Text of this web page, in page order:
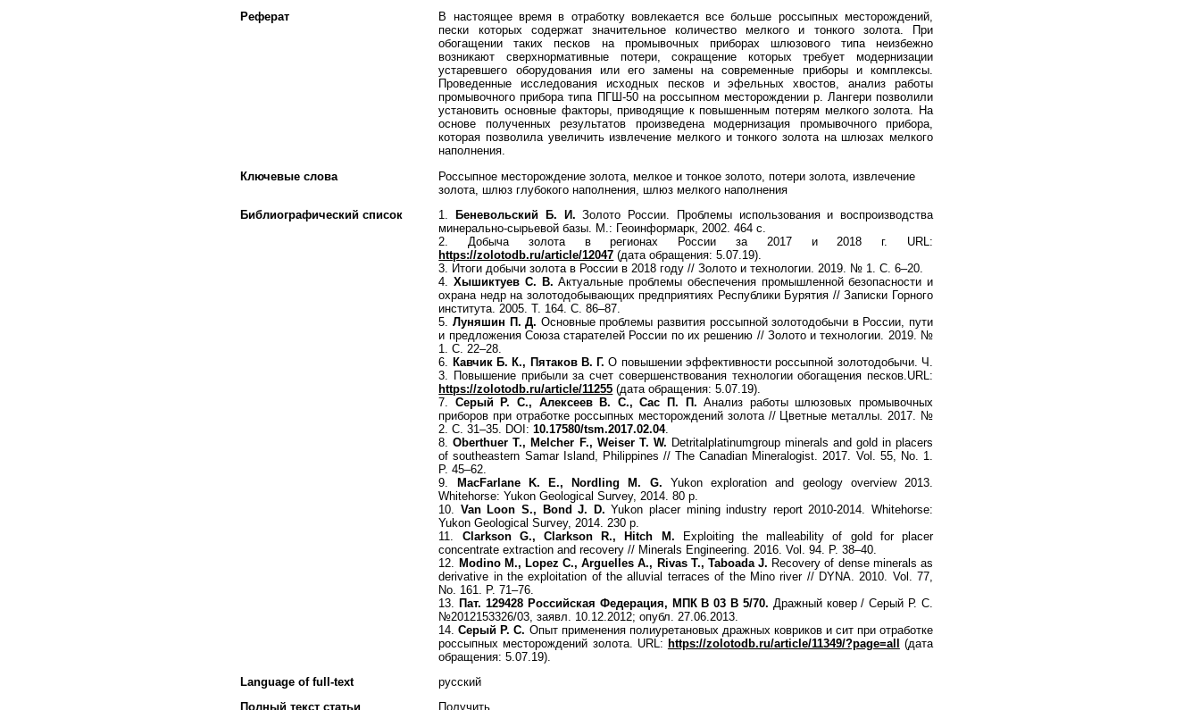
Реферат
В настоящее время в отработку вовлекается все больше россыпных месторождений,
пески которых содержат значительное количество мелкого и тонкого золота. При
обогащении таких песков на промывочных приборах шлюзового типа неизбежно
возникают сверхнормативные потери, сокращение которых требует модернизации
устаревшего оборудования или его замены на современные приборы и комплексы.
Проведенные исследования исходных песков и эфельных хвостов, анализ работы
промывочного прибора типа ПГШ-50 на россыпном месторождении р. Лангери позволили
установить основные факторы, приводящие к повышенным потерям мелкого золота. На
основе полученных результатов произведена модернизация промывочного прибора,
которая позволила увеличить извлечение мелкого и тонкого золота на шлюзах мелкого
наполнения.
Ключевые слова
Россыпное месторождение золота, мелкое и тонкое золото, потери золота, извлечение
золота, шлюз глубокого наполнения, шлюз мелкого наполнения
Библиографический список
1.Беневольский Б. И. Золото России. Проблемы использования и воспроизводства
минерально-сырьевой базы. М.: Геоинформарк, 2002. 464 с.
2. Добыча золота в регионах России за 2017 и 2018 г. URL:
https://zolotodb.ru/article/12047 (дата обращения: 5.07.19).
3. Итоги добычи золота в России в 2018 году // Золото и технологии. 2019. № 1. С. 6–20.
4.Хышиктуев С. В. Актуальные проблемы обеспечения промышленной безопасности и
охрана недр на золотодобывающих предприятиях Республики Бурятия // Записки Горного
института. 2005. Т. 164. С. 86–87.
5. Луняшин П. Д. Основные проблемы развития россыпной золотодобычи в России, пути
и предложения Союза старателей России по их решению // Золото и технологии. 2019. №
1. С. 22–28.
6. Кавчик Б. К., Пятаков В. Г. О повышении эффективности россыпной золотодобычи. Ч.
3. Повышение прибыли за счет совершенствования технологии обогащения песков.URL:
https://zolotodb.ru/article/11255 (дата обращения: 5.07.19).
7.
Серый Р. С., Алексеев В. С., Сас П. П. Анализ работы шлюзовых промывочных
приборов при отработке россыпных месторождений золота // Цветные металлы. 2017. №
2. С. 31–35. DOI:10.17580/tsm.2017.02.04.
8.Oberthuer T., Melcher F., Weiser T. W. Detritalplatinumgroup minerals and gold in placers
of southeastern Samar Island, Philippines // The Canadian Mineralogist. 2017. Vol. 55, No. 1.
P. 45–62.
9. MacFarlane K. E., Nordling M. G. Yukon exploration and geology overview 2013.
Whitehorse: Yukon Geological Survey, 2014. 80 p.
10. Van Loon S., Bond J. D. Yukon placer mining industry report 2010-2014. Whitehorse:
Yukon Geological Survey, 2014. 230 p.
11. Clarkson G., Clarkson R., Hitch M. Exploiting the malleability of gold for placer
concentrate extraction and recovery // Minerals Engineering. 2016. Vol. 94. P. 38–40.
12. Modino M., Lopez C., Arguelles A., Rivas T., Taboada J. Recovery of dense minerals as
derivative in the exploitation of the alluvial terraces of the Mino river // DYNA. 2010. Vol. 77,
No. 161. P. 71–76.
13.Пат. 129428 Российская Федерация, МПК В 03 В 5/70. Дражный ковер / Серый Р. С.
№2012153326/03, заявл. 10.12.2012; опубл. 27.06.2013.
14.Серый Р. С. Опыт применения полиуретановых дражных ковриков и сит при отработке
россыпных месторождений золота. URL: https://zolotodb.ru/article/11349/?page=all (дата
обращения: 5.07.19).
Language of full-text
русский
Полный текст статьи
Получить